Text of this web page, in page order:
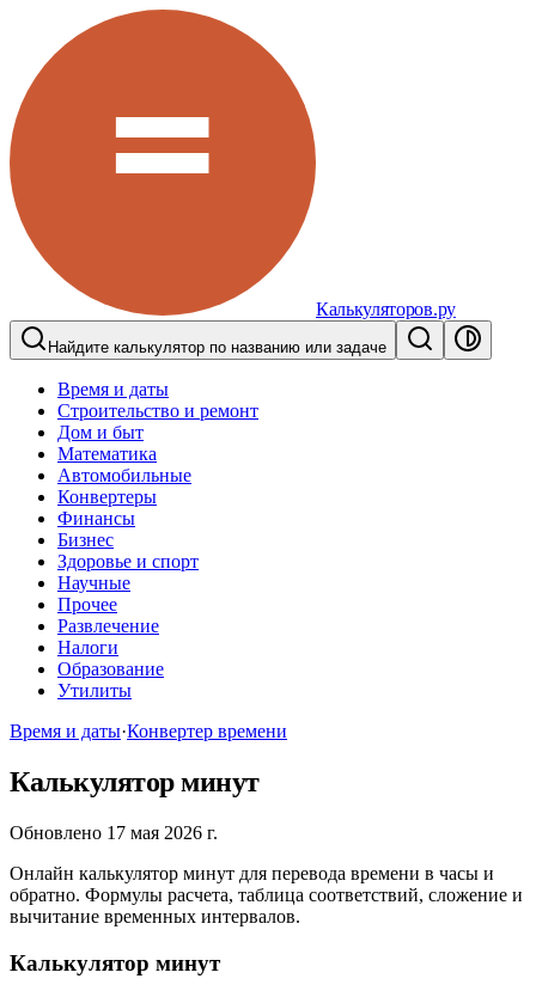
Калькуляторов.ру
Найдите калькулятор по названию или задаче
Время и даты
Строительство и ремонт
Дом и быт
Математика
Автомобильные
Конвертеры
Финансы
Бизнес
Здоровье и спорт
Научные
Прочее
Развлечение
Налоги
Образование
Утилиты
Время и даты·Конвертер времени
Калькулятор минут
Обновлено 17 мая 2026 г.
Онлайн калькулятор минут для перевода времени в часы и
обратно. Формулы расчета, таблица соответствий, сложение и
вычитание временных интервалов.
Калькулятор минут